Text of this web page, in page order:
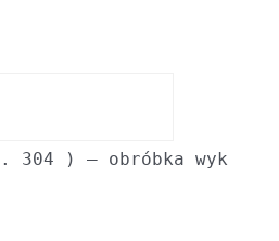
304 ) – obróbka